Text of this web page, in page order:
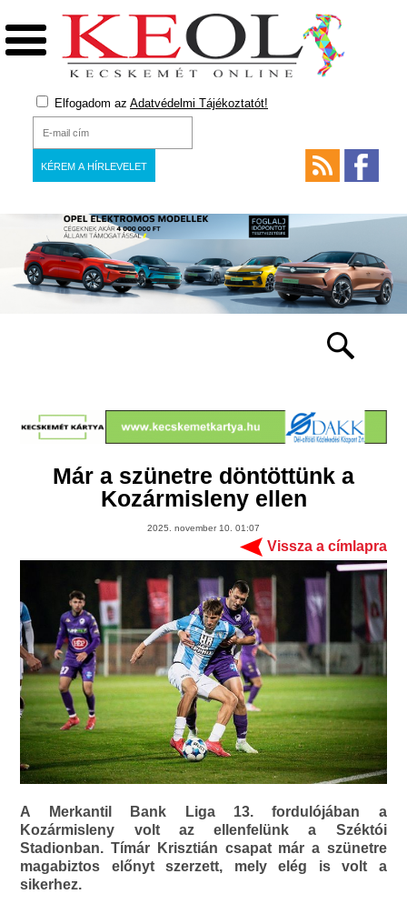
Elfogadom az Adatvédelmi Tájékoztatót!
Már a szünetre döntöttünk a
Kozármisleny ellen
2025. november 10. 01:07
Vissza a címlapra
A Merkantil Bank Liga 13. fordulójában a
Kozármisleny volt az ellenfelünk a Széktói
Stadionban. Tímár Krisztián csapat már a szünetre
magabiztos előnyt szerzett, mely elég is volt a
sikerhez.